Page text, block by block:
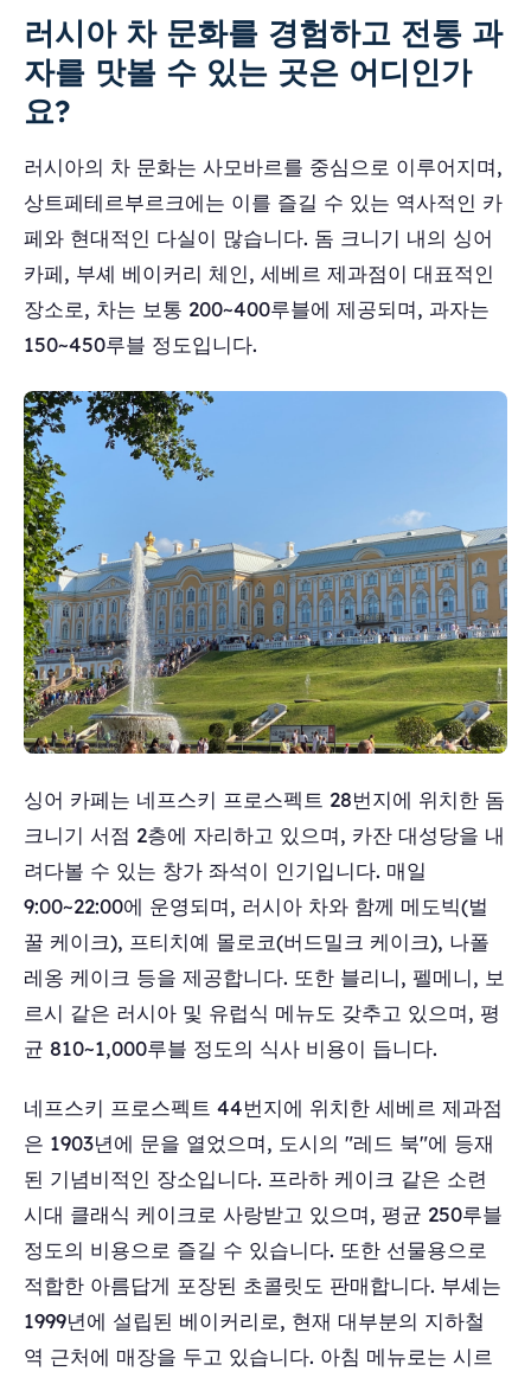
러시아 차 문화를 경험하고 전통 과
자를 맛볼 수 있는 곳은 어디인가
요?
러시아의 차 문화는 사모바르를 중심으로 이루어지며,
상트페테르부르크에는 이를 즐길 수 있는 역사적인 카
페와 현대적인 다실이 많습니다. 돔 크니기 내의 싱어
카페, 부셰 베이커리 체인, 세베르 제과점이 대표적인
장소로, 차는 보통 200~400루블에 제공되며, 과자는
150~450루블 정도입니다.
싱어 카페는 네프스키 프로스펙트 28번지에 위치한 돔
크니기 서점 2층에 자리하고 있으며, 카잔 대성당을 내
려다볼 수 있는 창가 좌석이 인기입니다. 매일
9:00~22:00에 운영되며, 러시아 차와 함께 메도빅(벌
꿀 케이크), 프티치예 몰로코(버드밀크 케이크), 나폴
레옹 케이크 등을 제공합니다. 또한 블리니, 펠메니, 보
르시 같은 러시아 및 유럽식 메뉴도 갖추고 있으며, 평
균 810~1,000루블 정도의 식사 비용이 듭니다.
네프스키 프로스펙트 44번지에 위치한 세베르 제과점
은 1903년에 문을 열었으며, 도시의 "레드 북"에 등재
된 기념비적인 장소입니다. 프라하 케이크 같은 소련
시대 클래식 케이크로 사랑받고 있으며, 평균 250루블
정도의 비용으로 즐길 수 있습니다. 또한 선물용으로
적합한 아름답게 포장된 초콜릿도 판매합니다. 부셰는
1999년에 설립된 베이커리로, 현재 대부분의 지하철
역 근처에 매장을 두고 있습니다. 아침 메뉴로는 시르